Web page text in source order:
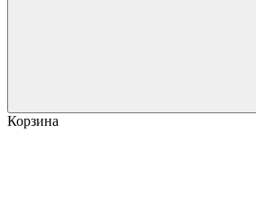
Корзина